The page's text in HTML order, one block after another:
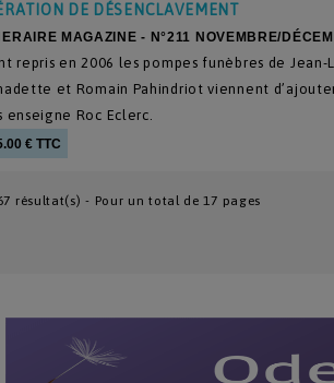
DE DÉSENCLAVEMENT
MAGAZINE - N°211 NOVEMBRE/
repris en 2006 les pompes funèbres de
et Romain Pahindriot viennent
enseigne Roc Eclerc.
€ TTC
résultat(s) - Pour un total de 17 pages